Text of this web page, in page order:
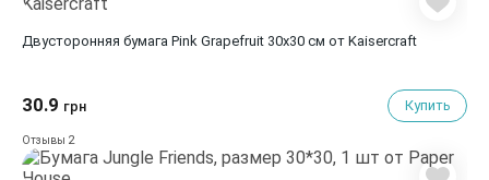
Двусторонняя бумага Pink Grapefruit 30х30 см от Kaisercraft
30.9 грн Купить
Отзывы 2